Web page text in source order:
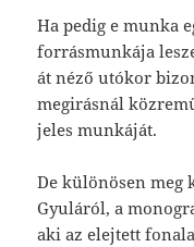
Ha pedig e munka
forrásmunkája
át néző utókor
megirásnál
jeles munkáját.
De különösen meg
Gyuláról, a
aki az elejtett